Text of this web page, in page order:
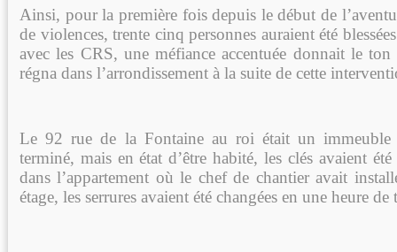
Ainsi, pour la première fois depuis le début de
de violences, trente cinq personnes auraient été
avec les CRS, une méfiance accentuée donnait le
régna dans l’arrondissement à la suite de cette
Le 92 rue de la Fontaine au roi était un
terminé, mais en état d’être habité, les clés avaient
dans l’appartement où le chef de chantier avait
étage, les serrures avaient été changées en une heure de